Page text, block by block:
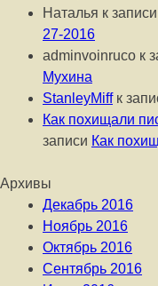
Наталья к записи
27-2016
adminvoinruco к
Мухина
StanleyMiffк
Как похищали
записи Как
Архивы
Декабрь 2016
Ноябрь 2016
Октябрь 2016
Сентябрь 2016